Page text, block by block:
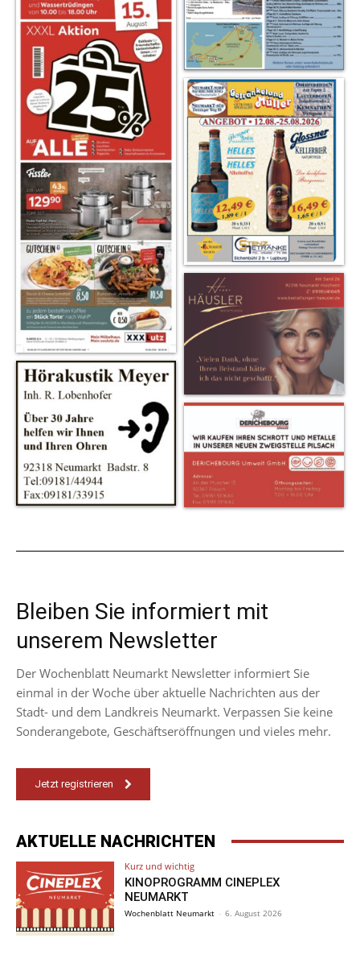
Bleiben Sie informiert mit
unserem Newsletter
Der Wochenblatt Neumarkt Newsletter informiert Sie
einmal in der Woche über aktuelle Nachrichten aus der
Stadt- und dem Landkreis Neumarkt. Verpassen Sie keine
Sonderangebote, Geschäftseröffnungen und vieles mehr.
Jetzt registrieren
AKTUELLE NACHRICHTEN
Kurz und wichtig
KINOPROGRAMM CINEPLEX
NEUMARKT
Wochenblatt Neumarkt - 6. August 2026